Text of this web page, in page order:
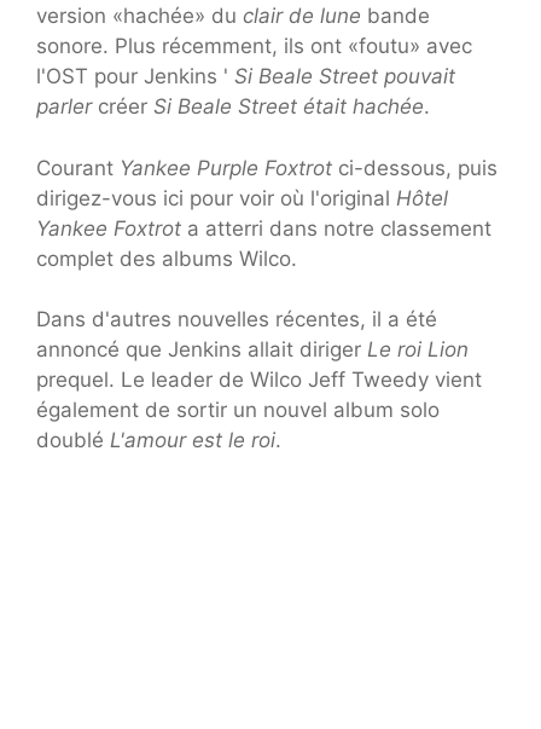
version «hachée» du clair de lune bande
sonore. Plus récemment, ils ont «foutu» avec
l'OST pour Jenkins ' Si Beale Street pouvait
parlercréer Si Beale Street était hachée.
Courant Yankee Purple Foxtrot ci-dessous, puis
dirigez-vous ici pour voir où l'original Hôtel
Yankee Foxtrot a atterri dans notre classement
complet des albums Wilco.
Dans d'autres nouvelles récentes, il a été
annoncé que Jenkins allait diriger Le roi Lion
prequel. Le leader de Wilco Jeff Tweedy vient
également de sortir un nouvel album solo
doublé L'amour est le roi.